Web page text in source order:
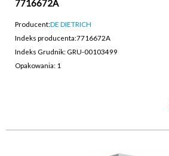
7716672A
Producent:DE DIETRICH
Indeks producenta:7716672A
Indeks Grudnik: GRU-00103499
Opakowania: 1